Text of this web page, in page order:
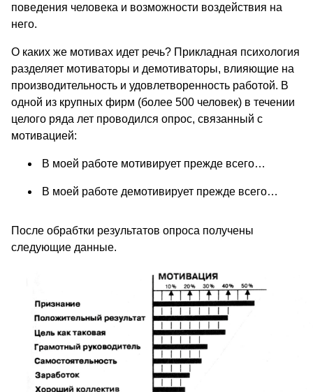
поведения человека и возможности воздействия на
него.
О каких же мотивах идет речь? Прикладная психология
разделяет мотиваторы и демотиваторы, влияющие на
производительность и удовлетворенность работой. В
одной из крупных фирм (более 500 человек) в течении
целого ряда лет проводился опрос, связанный с
мотивацией:
В моей работе мотивирует прежде всего…
В моей работе демотивирует прежде всего…
После обрабтки результатов опроса получены
следующие данные.